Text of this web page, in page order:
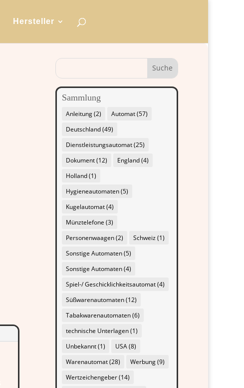
Hersteller
Sammlung
Anleitung(2) Automat(57)
Deutschland(49)
Dienstleistungsautomat(25)
Dokument(12) England(4)
Holland(1)
Hygieneautomaten(5)
Kugelautomat(4)
Münztelefone (3)
Personenwaagen(2) Schweiz(1)
Sonstige Automaten(5)
Sonstige Automaten(4)
Spiel-/ Geschicklichkeitsautomat(4)
Süßwarenautomaten(12)
Tabakwarenautomaten(6)
technische Unterlagen(1)
Unbekannt(1) USA(8)
Warenautomat(28) Werbung(9)
Wertzeichengeber(14)